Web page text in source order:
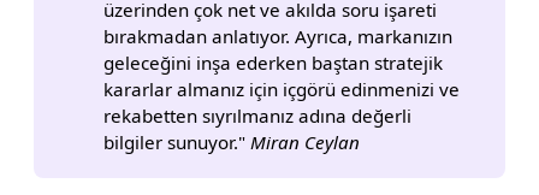
üzerinden çok net ve akılda soru işareti
bırakmadan anlatıyor. Ayrıca, markanızın
geleceğini inşa ederken baştan stratejik
kararlar almanız için içgörü edinmenizi ve
rekabetten sıyrılmanız adına değerli
bilgiler sunuyor."Miran Ceylan